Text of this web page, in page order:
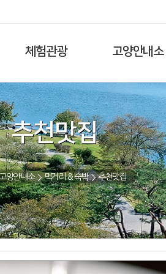
체험관광 고양안내소
추천맛집
양안내소 먹거리 & 숙박 추천맛집